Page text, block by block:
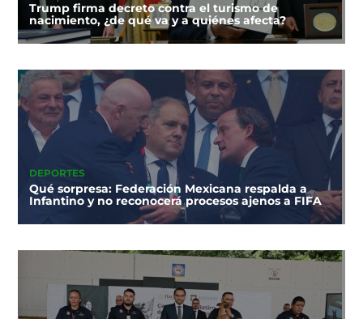
Trump firma decreto contra el turismo de
nacimiento, ¿de qué va y a quiénes afecta?
DEPORTES
Qué sorpresa: Federación Mexicana respalda a
Infantino y no reconocerá procesos ajenos a FIFA